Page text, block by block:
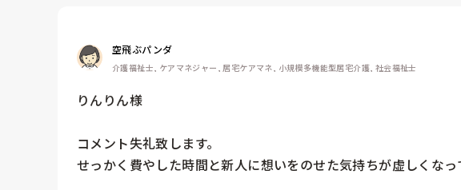
空飛ぶパンダ
介護福祉士, ケアマネジャー, 居宅ケアマネ, 小規模多機能型居宅介護, 社会福祉士
りんりん様
コメント失礼致します。
せっかく費やした時間と新人に想いをのせた気持ちが虚しくな